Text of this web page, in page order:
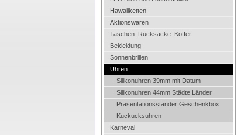
Hawaiiketten
Aktionswaren
Taschen..Rucksäcke..Koffer
Bekleidung
Sonnenbrillen
Uhren
Silikonuhren 39mm mit Datum
Silikonuhren 44mm Städte Länder
Präsentationsständer Geschenkbox
Kuckucksuhren
Karneval